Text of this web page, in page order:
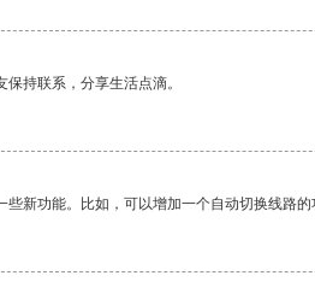
持联系，分享生活点滴。
新功能。比如，可以增加一个自动切换线路